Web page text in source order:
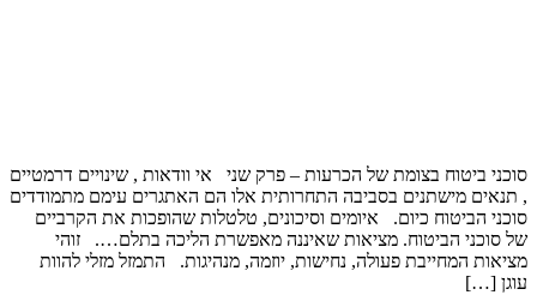
סוכני ביטוח בצומת של הכרעות – פרק שני אי וודאות , שינויים דרמטיים
, תנאים מישתנים בסביבה התחרותית אלו הם האתגרים עימם מתמודדים
סוכני הביטוח כיום. איומים וסיכונים, טלטלות שהופכות את הקרביים
של סוכני הביטוח. מציאות שאיננה מאפשרת הליכה בתלם…. זוהי
מציאות המחייבת פעולה, נחישות, יוזמה, מנהיגות. התמזל מזלי להוות
עוגן […]